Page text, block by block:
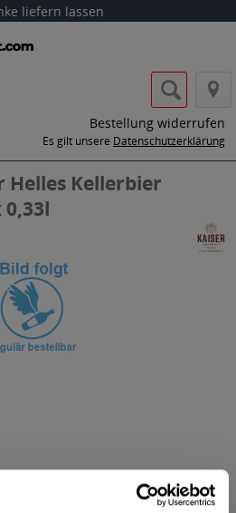
liefern lassen
Bestellung widerrufen
Es gilt unsere Datenschutzerklärung
Helles Kellerbier
0,33l